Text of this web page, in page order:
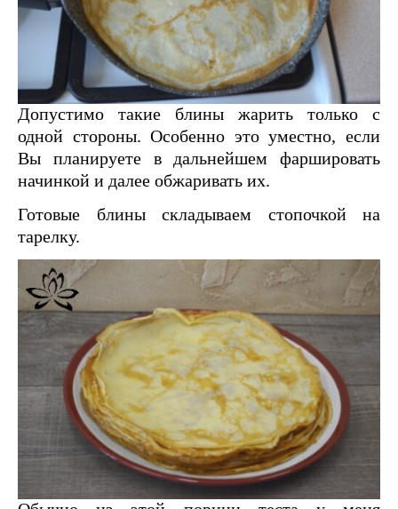
Допустимо такие блины жарить только с
одной стороны. Особенно это уместно, если
Вы планируете в дальнейшем фаршировать
начинкой и далее обжаривать их.
Готовые блины складываем стопочкой на
тарелку.